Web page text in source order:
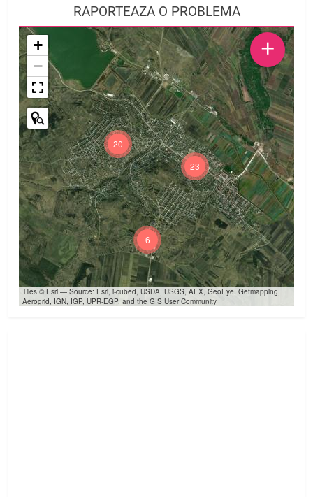
RAPORTEAZA O PROBLEMA
23
20
6
+
−
Tiles © Esri — Source: Esri, i-cubed, USDA, USGS, AEX, GeoEye, Getmapping,
Aerogrid, IGN, IGP, UPR-EGP, and the GIS User Community
+